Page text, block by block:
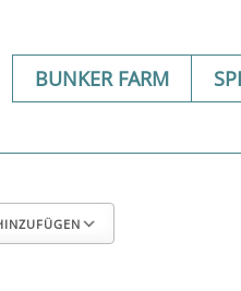
BUNKER FARM